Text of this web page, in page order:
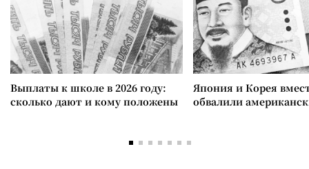
Выплаты к школе в 2026 году:
сколько дают и кому положены
Япония и Корея
обвалили